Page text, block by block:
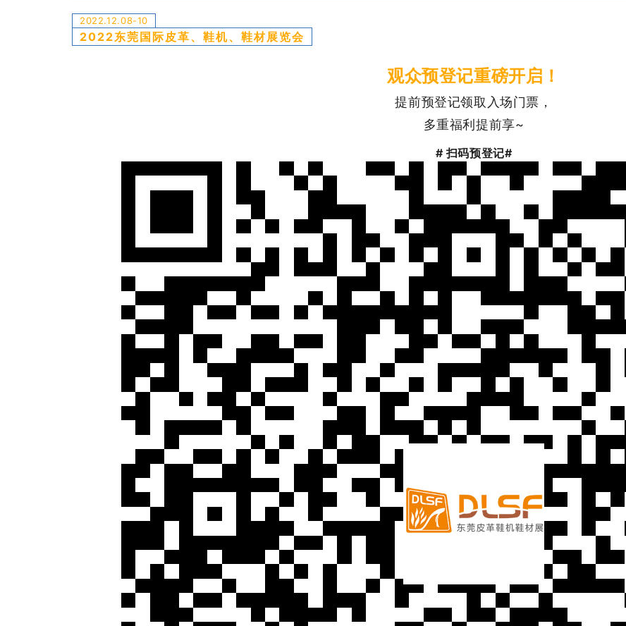
2022.12.08-10
2022东莞国际皮革、鞋机、鞋材展览会
观众预登记重磅开启！
提前预登记领取入场门票，
多重福利提前享~
# 扫码预登记#